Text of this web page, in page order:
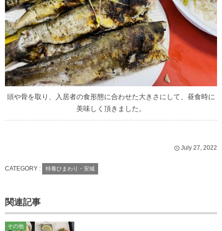
頭や骨を取り、入居者の食形態に合わせた大きさにして、昼食時に
美味しく頂きました。
July 27, 2022
CATEGORY : 特養ひまわり・安城
関連記事
その他